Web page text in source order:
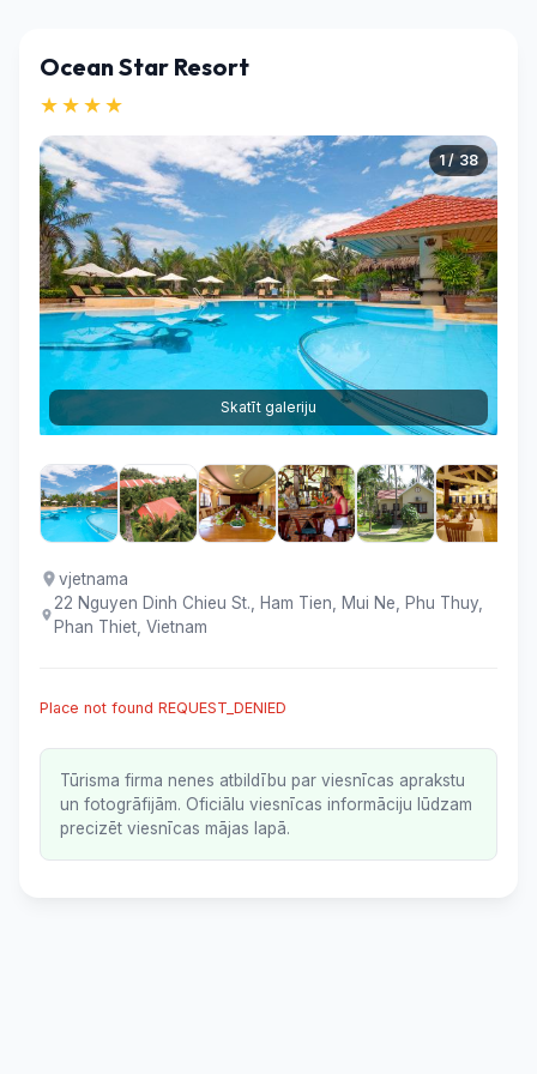
Ocean Star Resort
★★★★
1 / 38
Skatīt galeriju
vjetnama
22 Nguyen Dinh Chieu St., Ham Tien, Mui Ne, Phu Thuy,
Phan Thiet, Vietnam
Place not found REQUEST_DENIED
Tūrisma firma nenes atbildību par viesnīcas aprakstu
un fotogrāfijām. Oficiālu viesnīcas informāciju lūdzam
precizēt viesnīcas mājas lapā.